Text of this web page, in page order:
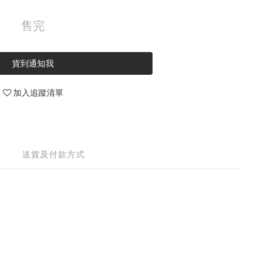
售完
貨到通知我
加入追蹤清單
送貨及付款方式